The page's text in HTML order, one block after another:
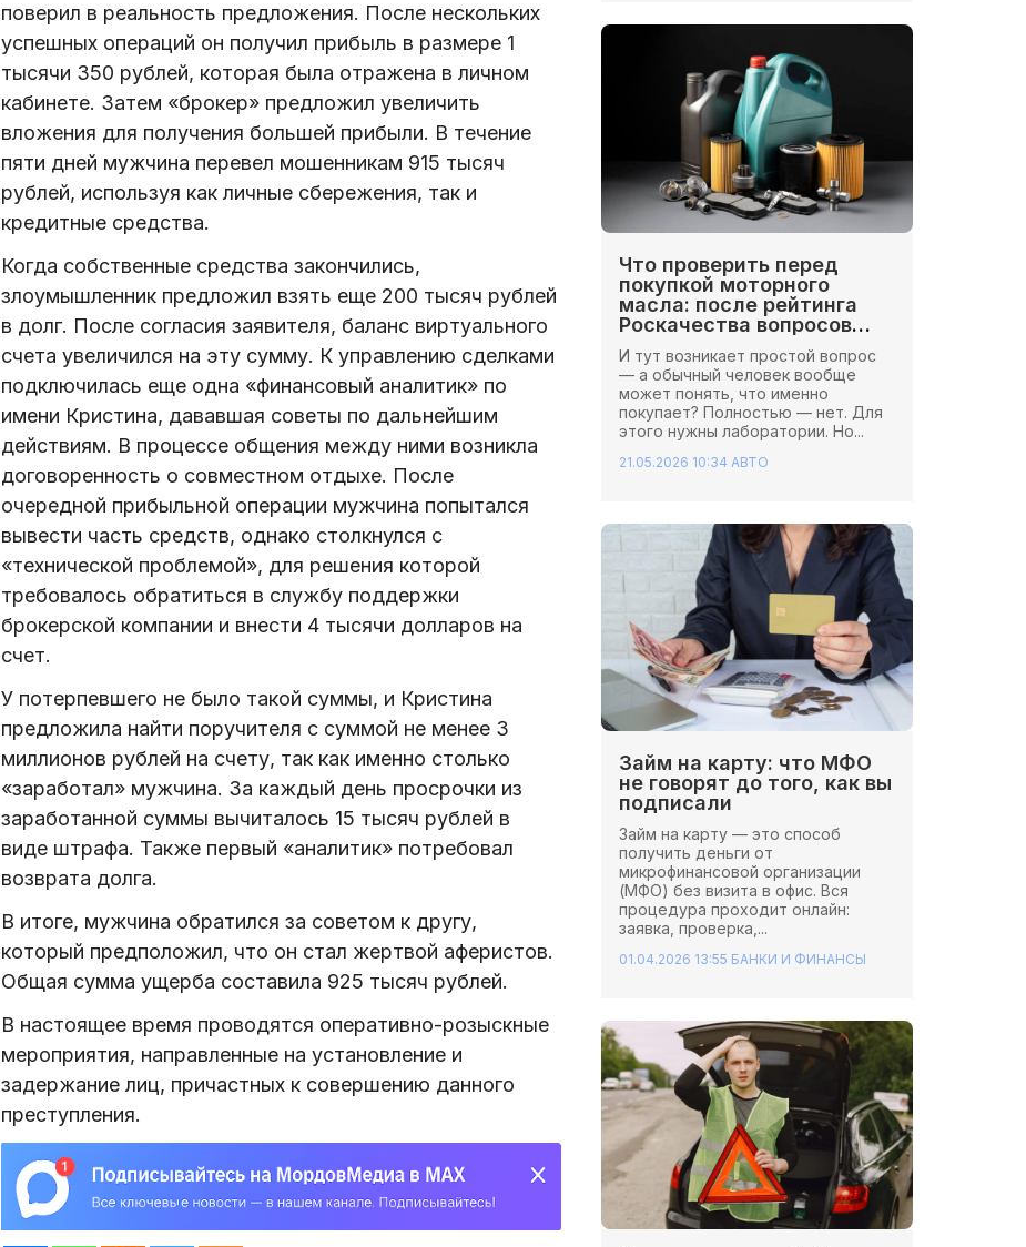
поверил в реальность предложения. После нескольких
успешных операций он получил прибыль в размере 1
тысячи 350 рублей, которая была отражена в личном
кабинете. Затем «брокер» предложил увеличить
вложения для получения большей прибыли. В течение
пяти дней мужчина перевел мошенникам 915 тысяч
рублей, используя как личные сбережения, так и
кредитные средства.
Когда собственные средства закончились,
злоумышленник предложил взять еще 200 тысяч рублей
в долг. После согласия заявителя, баланс виртуального
счета увеличился на эту сумму. К управлению сделками
подключилась еще одна «финансовый аналитик» по
имени Кристина, дававшая советы по дальнейшим
действиям. В процессе общения между ними возникла
договоренность о совместном отдыхе. После
очередной прибыльной операции мужчина попытался
вывести часть средств, однако столкнулся с
«технической проблемой», для решения которой
требовалось обратиться в службу поддержки
брокерской компании и внести 4 тысячи долларов на
счет.
У потерпевшего не было такой суммы, и Кристина
предложила найти поручителя с суммой не менее 3
миллионов рублей на счету, так как именно столько
«заработал» мужчина. За каждый день просрочки из
заработанной суммы вычиталось 15 тысяч рублей в
виде штрафа. Также первый «аналитик» потребовал
возврата долга.
В итоге, мужчина обратился за советом к другу,
который предположил, что он стал жертвой аферистов.
Общая сумма ущерба составила 925 тысяч рублей.
В настоящее время проводятся оперативно-розыскные
мероприятия, направленные на установление и
задержание лиц, причастных к совершению данного
преступления.
Что проверить перед
покупкой моторного
масла: после рейтинга
Роскачества вопросов
стало больше
И тут возникает простой вопрос
— а обычный человек вообще
может понять, что именно
покупает? Полностью — нет. Для
этого нужны лаборатории. Но...
21.05.2026 10:34 АВТО
Займ на карту: что МФО
не говорят до того, как вы
подписали
Займ на карту — это способ
получить деньги от
микрофинансовой организации
(МФО) без визита в офис. Вся
процедура проходит онлайн:
заявка, проверка,...
01.04.2026 13:55 БАНКИ И ФИНАНСЫ